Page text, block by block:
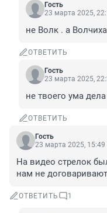
Гость
23 марта 2025,
не Волк . а Волчиха
ОТВЕТИТЬ
Гость
23 марта 2025,
не твоего ума дела
ОТВЕТИТЬ
Гость
23 марта 2025, 15:49
На видео стрелок
нам не
ОТВЕТИТЬ 1